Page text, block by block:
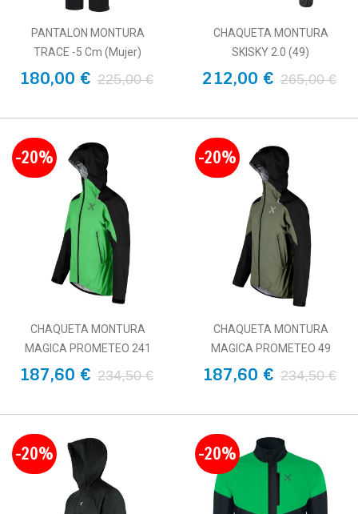
PANTALON MONTURA
TRACE -5 Cm (Mujer)
180,00 € 225,00 €
CHAQUETA MONTURA
SKISKY 2.0 (49)
212,00 € 265,00 €
-20%
CHAQUETA MONTURA
MAGICA PROMETEO 241
187,60 € 234,50 €
-20%
CHAQUETA MONTURA
MAGICA PROMETEO 49
187,60 € 234,50 €
-20% -20%